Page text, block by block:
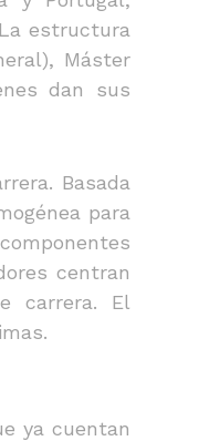
estructura
Máster
dan sus
Basada
para
centran
carrera. El
ya cuentan